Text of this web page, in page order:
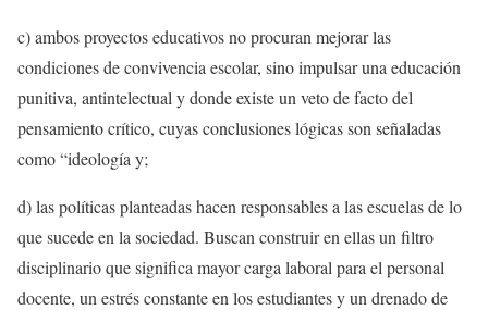
c) ambos proyectos educativos no procuran mejorar las
condiciones de convivencia escolar, sino impulsar una educación
punitiva, antintelectual y donde existe un veto de facto del
pensamiento crítico, cuyas conclusiones lógicas son señaladas
como “ideología y;
d) las políticas planteadas hacen responsables a las escuelas de lo
que sucede en la sociedad. Buscan construir en ellas un filtro
disciplinario que significa mayor carga laboral para el personal
docente, un estrés constante en los estudiantes y un drenado de